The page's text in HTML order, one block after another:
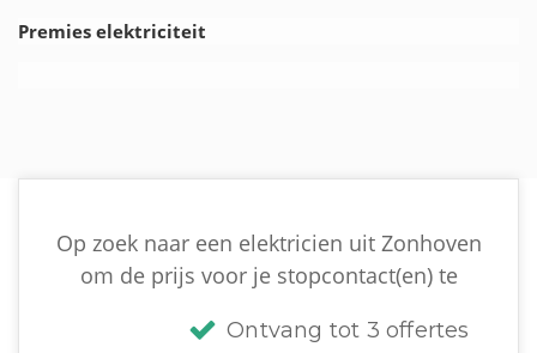
Premies elektriciteit
Op zoek naar een elektricien uit Zonhoven
om de prijs voor je stopcontact(en) te
Ontvang tot 3 offertes